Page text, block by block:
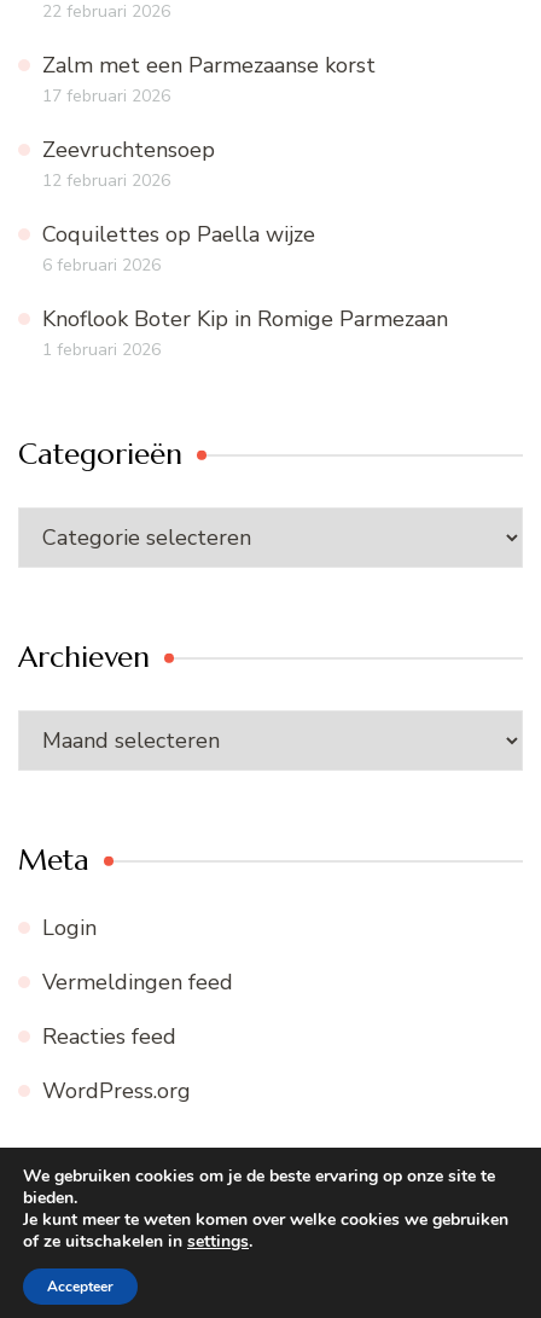
22 februari 2026
Zalm met een Parmezaanse korst
17 februari 2026
Zeevruchtensoep
12 februari 2026
Coquilettes op Paella wijze
6 februari 2026
Knoflook Boter Kip in Romige Parmezaan
1 februari 2026
Categorieën
Categorieën
Archieven
Archieven
Meta
Login
Vermeldingen feed
Reacties feed
WordPress.org
© Copyright 2026WWW.FIJNE-RECEPTEN.NL. Alle
rechten voorbehouden.Blossom Recipe | Ontwikkeld door
Blossom Themes
We gebruiken cookies om je de beste ervaring op onze site te
bieden.
Je kunt meer te weten komen over welke cookies we gebruiken
of ze uitschakelen in settings.
Accepteer